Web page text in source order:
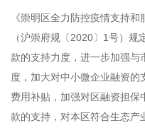
《崇明区全力防控疫情支持
（沪崇府规〔2020〕1号）
款的支持力度，进一步加强与
度，加大对中小微企业融资
费用补贴，加强对区融资担
款的支持，对本区符合生态产